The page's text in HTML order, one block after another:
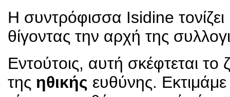
Η συντρόφισσα Isidine
θίγοντας την αρχή της
Εντούτοις, αυτή σκέφτεται
της ηθικής ευθύνης.